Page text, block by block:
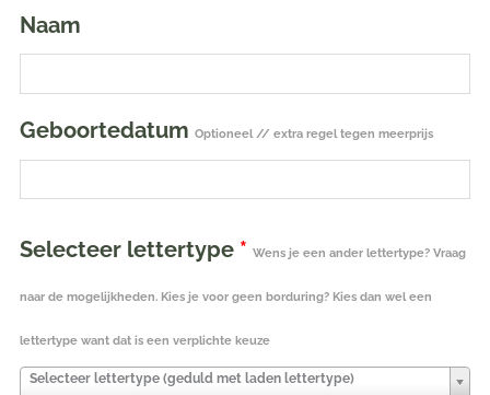
Naam
Geboortedatum Optioneel // extra regel tegen meerprijs
Selecteer lettertype * Wens je een ander lettertype? Vraag
naar de mogelijkheden. Kies je voor geen borduring? Kies dan wel een
lettertype want dat is een verplichte keuze
Selecteer lettertype (geduld met laden lettertype)
beige
aantal